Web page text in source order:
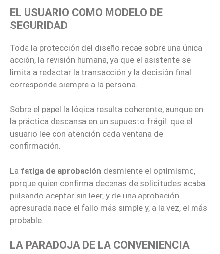
EL USUARIO COMO MODELO DE
SEGURIDAD
Toda la protección del diseño recae sobre una única
acción, la revisión humana, ya que el asistente se
limita a redactar la transacción y la decisión final
corresponde siempre a la persona.
Sobre el papel la lógica resulta coherente, aunque en
la práctica descansa en un supuesto frágil: que el
usuario lee con atención cada ventana de
confirmación.
La fatiga de aprobación desmiente el optimismo,
porque quien confirma decenas de solicitudes acaba
pulsando aceptar sin leer, y de una aprobación
apresurada nace el fallo más simple y, a la vez, el más
probable.
LA PARADOJA DE LA CONVENIENCIA